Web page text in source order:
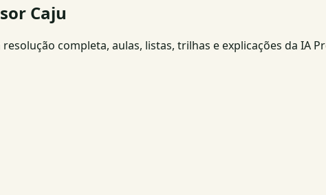
Caju
completa, aulas, listas, trilhas e explicações da IA